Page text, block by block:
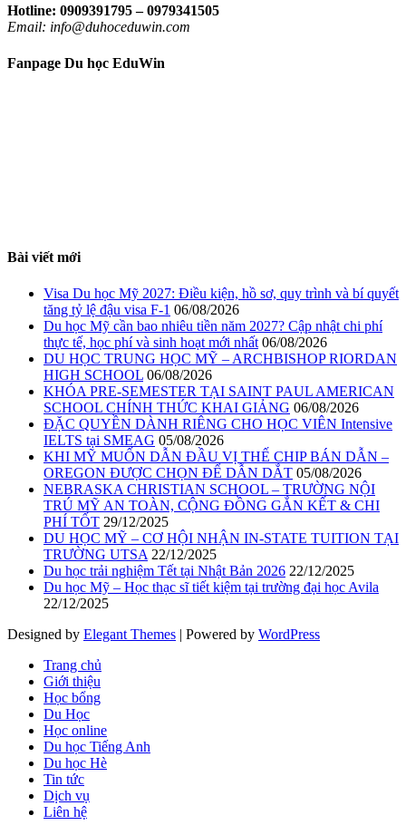
Hotline: 0909391795 – 0979341505
Email: info@duhoceduwin.com
Fanpage Du học EduWin
Bài viết mới
Visa Du học Mỹ 2027: Điều kiện, hồ sơ, quy trình và bí quyết
tăng tỷ lệ đậu visa F-1 06/08/2026
Du học Mỹ cần bao nhiêu tiền năm 2027? Cập nhật chi phí
thực tế, học phí và sinh hoạt mới nhất 06/08/2026
DU HỌC TRUNG HỌC MỸ – ARCHBISHOP RIORDAN
HIGH SCHOOL 06/08/2026
KHÓA PRE-SEMESTER TẠI SAINT PAUL AMERICAN
SCHOOL CHÍNH THỨC KHAI GIẢNG 06/08/2026
ĐẶC QUYỀN DÀNH RIÊNG CHO HỌC VIÊN Intensive
IELTS tại SMEAG 05/08/2026
KHI MỸ MUỐN DẪN ĐẦU VỊ THẾ CHIP BÁN DẪN –
OREGON ĐƯỢC CHỌN ĐỂ DẪN DẮT 05/08/2026
NEBRASKA CHRISTIAN SCHOOL – TRƯỜNG NỘI
TRÚ MỸ AN TOÀN, CỘNG ĐỒNG GẮN KẾT & CHI
PHÍ TỐT 29/12/2025
DU HỌC MỸ – CƠ HỘI NHẬN IN-STATE TUITION TẠI
TRƯỜNG UTSA 22/12/2025
Du học trải nghiệm Tết tại Nhật Bản 2026 22/12/2025
Du học Mỹ – Học thạc sĩ tiết kiệm tại trường đại học Avila
22/12/2025
Designed by Elegant Themes | Powered by WordPress
Trang chủ
Giới thiệu
Học bổng
Du Học
Học online
Du học Tiếng Anh
Du học Hè
Tin tức
Dịch vụ
Liên hệ